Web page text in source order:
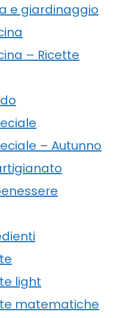
e giardinaggio
– Ricette
– Autunno
light
matematiche